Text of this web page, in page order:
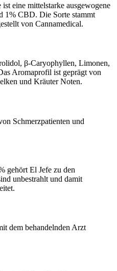
eine mittelstarke ausgewogene
1% CBD. Die Sorte stammt
von Cannamedical.
β-Caryophyllen, Limonen,
Aromaprofil ist geprägt von
und Kräuter Noten.
Schmerzpatienten und
gehört El Jefe zu den
unbestrahlt und damit
dem behandelnden Arzt